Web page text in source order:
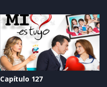
Capítulo 127